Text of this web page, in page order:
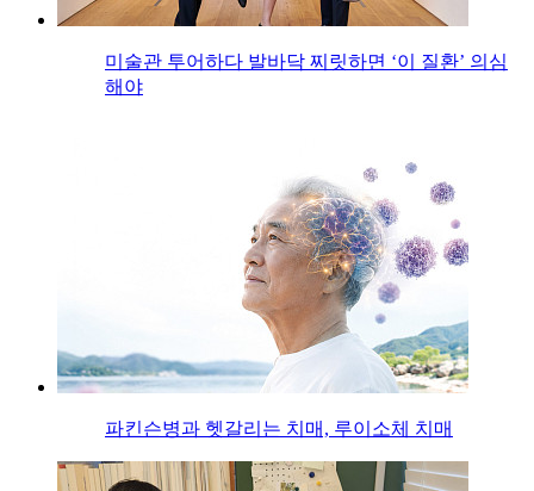
미술관 투어하다 발바닥 찌릿하면 ‘이 질환’ 의심
해야
파킨슨병과 헷갈리는 치매, 루이소체 치매